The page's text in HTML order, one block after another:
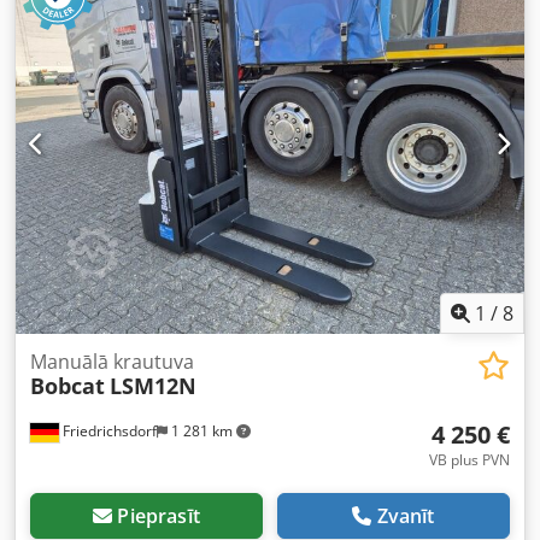
garums:1 964 mm, piedziņas veids:Elektro , konstrukcijas
platums:820 mm, Augšējais palešu pacēlājs Cedpfx
Ajwzpc Doipeha Svara smaguma punkts: 600 Dakšu
platums: 560 mm Masta veids: Triplex Stāvoklis: Jauna
ierīce Tehniskais stāvoklis: Jauns Priekšējo riepu tips:
Poliuretāns Priekšējo riepu stāvoklis: 80 - 100%
Aizmugurējo riepu tips: Poliuretāns Aizmugurējo riepu
stāvoklis: 80 - 100% Akumulatora spriegums: 24V
Akumulatora ietilpība: 300Ah Akumulatora tips: PzS
Akumulatora ražošanas gads: 2024 Akumulatora stāvoklis:
80 - 100% Pilns brīvā pacēluma masts, CE sertifikāts,
Aquamatik akumulatora šūnām
1 /8
Friedrichsdorf 1 281 km
Manuālā krautuva
Bobcat LSM12N
4 250 €
VB plus PVN
Pieprasīt Zvanīt